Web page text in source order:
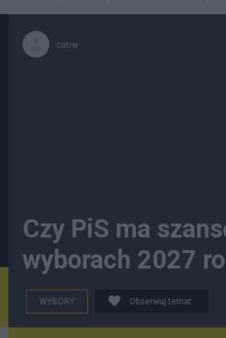
catrw
Czy PiS ma
wyborach 2027
WYBORY Obserwuj temat